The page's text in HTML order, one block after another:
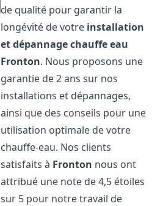
de qualité pour garantir la
longévité de votre installation
et dépannage chauffe eau
Fronton. Nous proposons une
garantie de 2 ans sur nos
installations et dépannages,
ainsi que des conseils pour une
utilisation optimale de votre
chauffe-eau. Nos clients
satisfaits à Fronton nous ont
attribué une note de 4,5 étoiles
sur 5 pour notre travail de